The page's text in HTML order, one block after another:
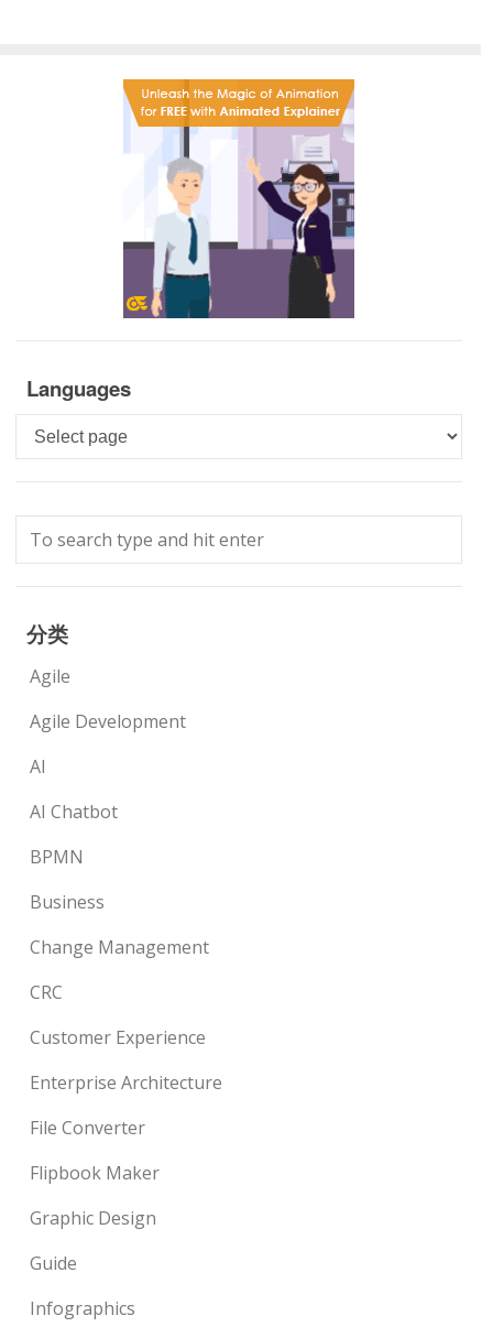
Languages
Languages
分类
Agile
Agile Development
AI
AI Chatbot
BPMN
Business
Change Management
CRC
Customer Experience
Enterprise Architecture
File Converter
Flipbook Maker
Graphic Design
Guide
Infographics